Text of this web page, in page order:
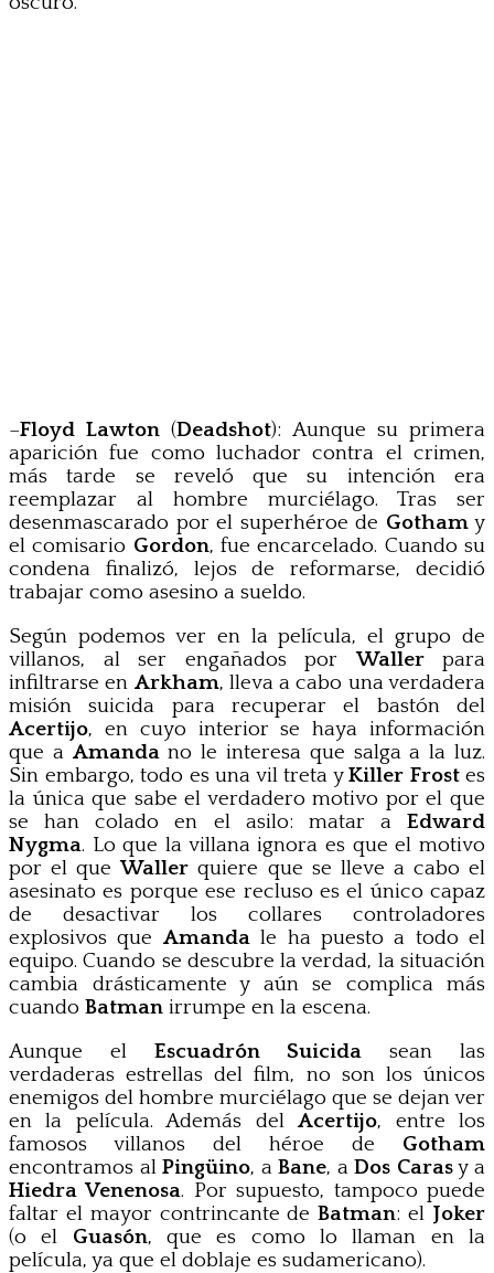
–Floyd Lawton (Deadshot): Aunque su primera
aparición fue como luchador contra el crimen,
más tarde se reveló que su intención era
reemplazar al hombre murciélago. Tras ser
desenmascarado por el superhéroe de Gothamy
el comisario Gordon, fue encarcelado. Cuando su
condena finalizó, lejos de reformarse, decidió
trabajar como asesino a sueldo.
Según podemos ver en la película, el grupo de
villanos, al ser engañados porWallerpara
infiltrarse en Arkham, lleva a cabo una verdadera
misión suicida para recuperar el bastón del
Acertijo, en cuyo interior se haya información
que a Amandano le interesa que salga a la luz.
Sin embargo, todo es una vil treta yKiller Frostes
la única que sabe el verdadero motivo por el que
se han colado en el asilo: matar a Edward
Nygma. Lo que la villana ignora es que el motivo
por el queWaller quiere que se lleve a cabo el
asesinato es porque ese recluso es el único capaz
de desactivar los collares controladores
explosivos que Amandale ha puesto a todo el
equipo. Cuando se descubre la verdad, la situación
cambia drásticamente y aún se complica más
cuando Batman irrumpe en la escena.
Aunque el Escuadrón Suicida sean las
verdaderas estrellas del film, no son los únicos
enemigos del hombre murciélago que se dejan ver
en la película. Además delAcertijo, entre los
famosos villanos del héroe de Gotham
encontramos alPingüino, aBane, aDos Carasy a
Hiedra Venenosa. Por supuesto, tampoco puede
faltar el mayor contrincante deBatman: el Joker
(o el Guasón, que es como lo llaman en la
película, ya que el doblaje es sudamericano).